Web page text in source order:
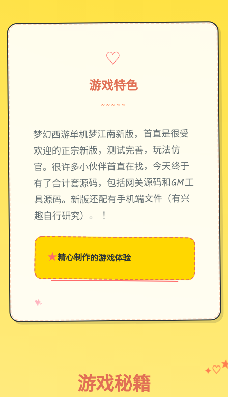
♡
游戏特色
~~~~~
梦幻西游单机梦江南新版，首直是很受
欢迎的正宗新版，测试完善，玩法仿
官。很许多小伙伴首直在找，今天终于
有了合计套源码，包括网关源码和GM工
具源码。新版还配有手机端文件（有兴
趣自行研究）。 ！
★精心制作的游戏体验
♥
✧
→
游戏秘籍
✦♡